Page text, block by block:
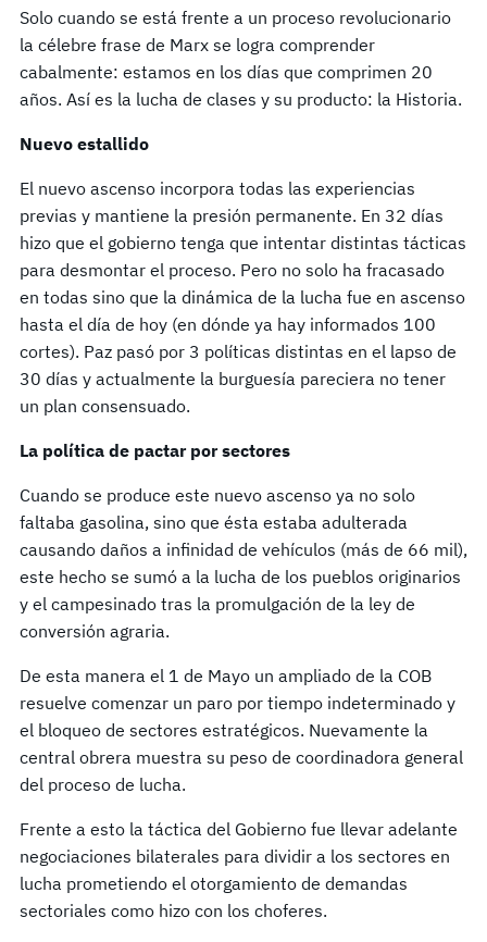
Solo cuando se está frente a un proceso revolucionario
la célebre frase de Marx se logra comprender
cabalmente: estamos en los días que comprimen 20
años. Así es la lucha de clases y su producto: la Historia.
Nuevo estallido
El nuevo ascenso incorpora todas las experiencias
previas y mantiene la presión permanente. En 32 días
hizo que el gobierno tenga que intentar distintas tácticas
para desmontar el proceso. Pero no solo ha fracasado
en todas sino que la dinámica de la lucha fue en ascenso
hasta el día de hoy (en dónde ya hay informados 100
cortes). Paz pasó por 3 políticas distintas en el lapso de
30 días y actualmente la burguesía pareciera no tener
un plan consensuado.
La política de pactar por sectores
Cuando se produce este nuevo ascenso ya no solo
faltaba gasolina, sino que ésta estaba adulterada
causando daños a infinidad de vehículos (más de 66 mil),
este hecho se sumó a la lucha de los pueblos originarios
y el campesinado tras la promulgación de la ley de
conversión agraria.
De esta manera el 1 de Mayo un ampliado de la COB
resuelve comenzar un paro por tiempo indeterminado y
el bloqueo de sectores estratégicos. Nuevamente la
central obrera muestra su peso de coordinadora general
del proceso de lucha.
Frente a esto la táctica del Gobierno fue llevar adelante
negociaciones bilaterales para dividir a los sectores en
lucha prometiendo el otorgamiento de demandas
sectoriales como hizo con los choferes.